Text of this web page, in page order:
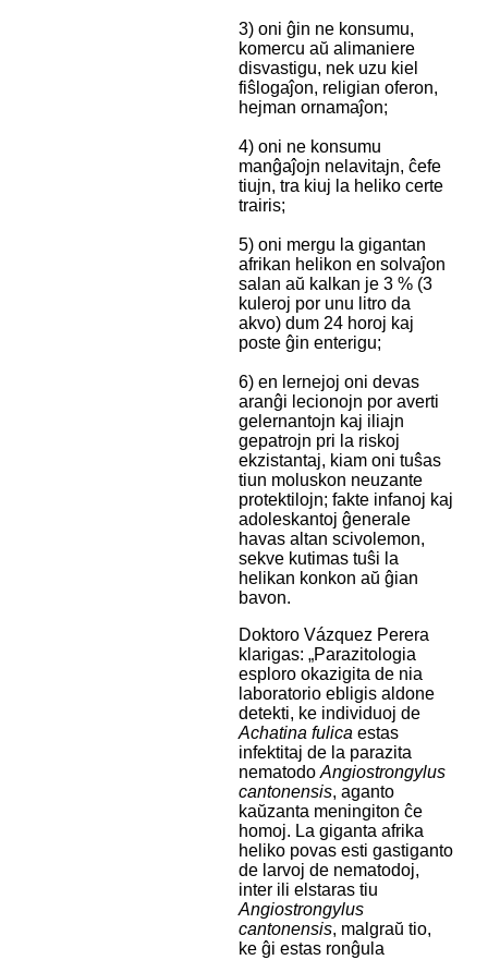
3) oni ĝin ne konsumu,
komercu aŭ alimaniere
disvastigu, nek uzu kiel
fiŝlogaĵon, religian oferon,
hejman ornamaĵon;
4) oni ne konsumu
manĝaĵojn nelavitajn, ĉefe
tiujn, tra kiuj la heliko certe
trairis;
5) oni mergu la gigantan
afrikan helikon en solvaĵon
salan aŭ kalkan je 3 % (3
kuleroj por unu litro da
akvo) dum 24 horoj kaj
poste ĝin enterigu;
6) en lernejoj oni devas
aranĝi lecionojn por averti
gelernantojn kaj iliajn
gepatrojn pri la riskoj
ekzistantaj, kiam oni tuŝas
tiun moluskon neuzante
protektilojn; fakte infanoj kaj
adoleskantoj ĝenerale
havas altan scivolemon,
sekve kutimas tuŝi la
helikan konkon aŭ ĝian
bavon.
Doktoro Vázquez Perera
klarigas: „Parazitologia
esploro okazigita de nia
laboratorio ebligis aldone
detekti, ke individuoj de
Achatina fulica estas
infektitaj de la parazita
nematodo Angiostrongylus
cantonensis, aganto
kaŭzanta meningiton ĉe
homoj. La giganta afrika
heliko povas esti gastiganto
de larvoj de nematodoj,
inter ili elstaras tiu
Angiostrongylus
cantonensis, malgraŭ tio,
ke ĝi estas ronĝula